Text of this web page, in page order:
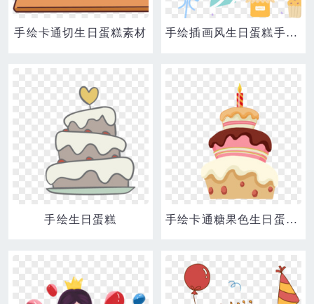
手绘卡通切生日蛋糕素材 手绘插画风生日蛋糕手账装饰元素
手绘生日蛋糕 手绘卡通糖果色生日蛋糕素材